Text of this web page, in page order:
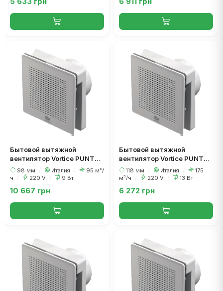
Бытовой вытяжной
вентилятор Vortice PUNTO
EVO ME 100/4 LL TP HCS
(датчик влажности)
98 мм Италия
95 м³/
ч
220 V 9 Вт
10 667 грн
Бытовой вытяжной
вентилятор Vortice PUNTO
EVO ME 120/5 LL
118 мм Италия
175
м³/ч
220 V 13 Вт
6 272 грн